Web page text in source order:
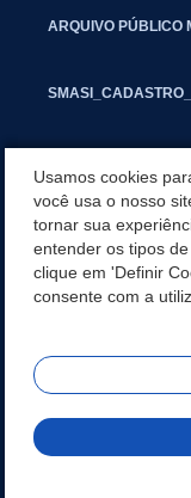
ARQUIVO PÚBLICO
INFORMATIVO PIT
SEGUNDA VIA IPTU
REDES SOCIAIS
Usamos cookies
você usa o nosso
tornar sua
entender os tipos
clique em 'Definir
consente com a